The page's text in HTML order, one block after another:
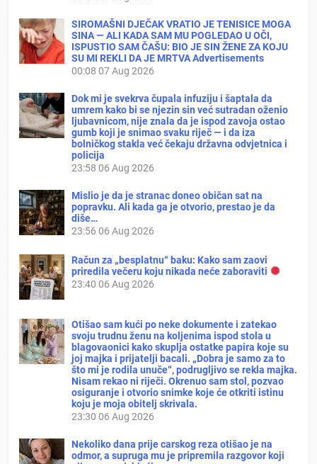
SIROMAŠNI DJEČAK VRATIO JE TENISICE MOGA
SINA — ALI KADA SAM MU POGLEDAO U OČI,
ISPUSTIO SAM ČAŠU: BIO JE SIN ŽENE ZA KOJU
SU MI REKLI DA JE MRTVA Advertisements
00:08 07 Aug 2026
Dok mi je svekrva čupala infuziju i šaptala da
umrem kako bi se njezin sin već sutradan oženio
ljubavnicom, nije znala da je ispod zavoja ostao
gumb koji je snimao svaku riječ — i da iza
bolničkog stakla već čekaju državna odvjetnica i
policija
23:58 06 Aug 2026
Mislio je da je stranac doneo običan sat na
popravku. Ali kada ga je otvorio, prestao je da
diše…
23:56 06 Aug 2026
Račun za „besplatnu“ baku: Kako sam zaovi
priredila večeru koju nikada neće zaboraviti
23:40 06 Aug 2026
Otišao sam kući po neke dokumente i zatekao
svoju trudnu ženu na koljenima ispod stola u
blagovaonici kako skuplja ostatke papira koje su
joj majka i prijatelji bacali. „Dobra je samo za to
što mi je rodila unuče“, podrugljivo se rekla majka.
Nisam rekao ni riječi. Okrenuo sam stol, pozvao
osiguranje i otvorio snimke koje će otkriti istinu
koju je moja obitelj skrivala.
23:30 06 Aug 2026
Nekoliko dana prije carskog reza otišao je na
odmor, a supruga mu je pripremila razgovor koji